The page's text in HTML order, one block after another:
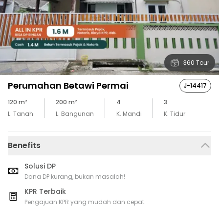
360 Tour
Perumahan Betawi Permai
J-14417
120 m²
L. Tanah
200 m²
L. Bangunan
4
K. Mandi
3
K. Tidur
Benefits
Solusi DP
Dana DP kurang, bukan masalah!
KPR Terbaik
Pengajuan KPR yang mudah dan cepat.